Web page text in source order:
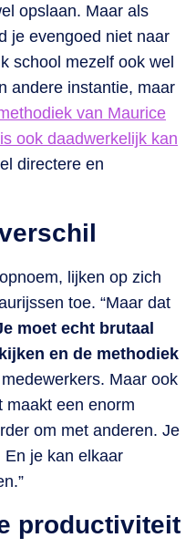
opslaan. Maar als
je evengoed niet naar
school mezelf ook wel
andere instantie, maar
van Maurice
ook daadwerkelijk kan
directere en
lijken op zich
toe. “Maar dat
moet echt brutaal
en de methodiek
Maar ook
maakt een enorm
om met anderen. Je
En je kan elkaar
productiviteit